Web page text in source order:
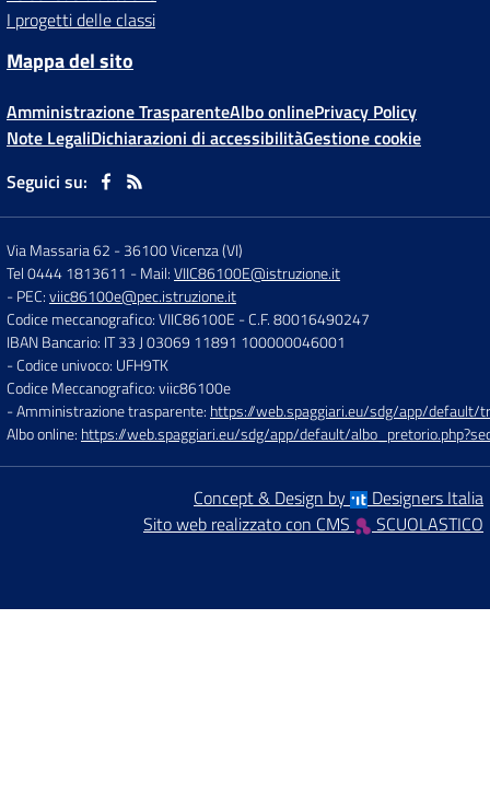
I progetti delle classi
Mappa del sito
Amministrazione TrasparenteAlbo onlinePrivacy Policy
Note LegaliDichiarazioni di accessibilitàGestione cookie
Seguici su:
Via Massaria 62 -36100 Vicenza (VI)
Tel 0444 1813611 - Mail:VIIC86100E@istruzione.it
- PEC:viic86100e@pec.istruzione.it
Codice meccanografico: VIIC86100E - C.F. 80016490247
IBAN Bancario: IT 33 J 03069 11891 100000046001
- Codice univoco: UFH9TK
Codice Meccanografico: viic86100e
- Amministrazione trasparente: https://web.spaggiari.eu/sdg/app/default/
Albo online: https://web.spaggiari.eu/sdg/app/default/
Concept & Design by
Designers Italia
Sito web realizzato con CMS
SCUOLASTICO